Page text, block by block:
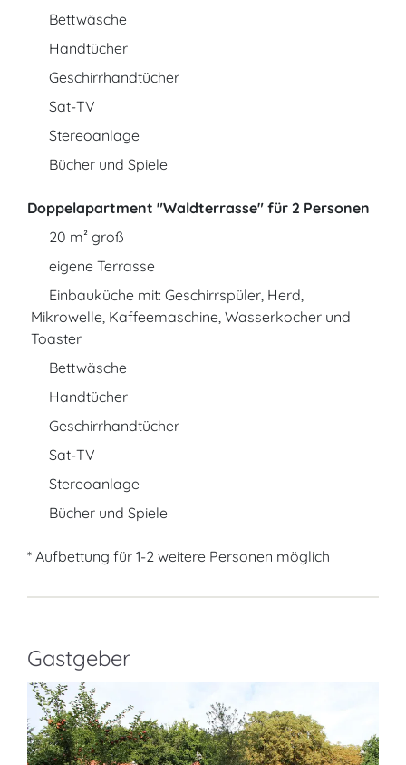
Bettwäsche
Handtücher
Geschirrhandtücher
Sat-TV
Stereoanlage
Bücher und Spiele
Doppelapartment "Waldterrasse" für 2 Personen
20 m² groß
eigene Terrasse
Einbauküche mit: Geschirrspüler, Herd,
Mikrowelle, Kaffeemaschine, Wasserkocher und
Toaster
Bettwäsche
Handtücher
Geschirrhandtücher
Sat-TV
Stereoanlage
Bücher und Spiele
* Aufbettung für 1-2 weitere Personen möglich
Gastgeber